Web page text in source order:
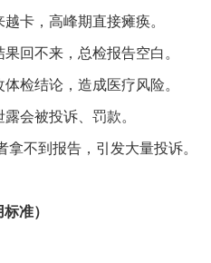
卡，高峰期直接瘫痪。
回不来，总检报告空白。
检结论，造成医疗风险。
会被投诉、罚款。
不到报告，引发大量投诉。
准）